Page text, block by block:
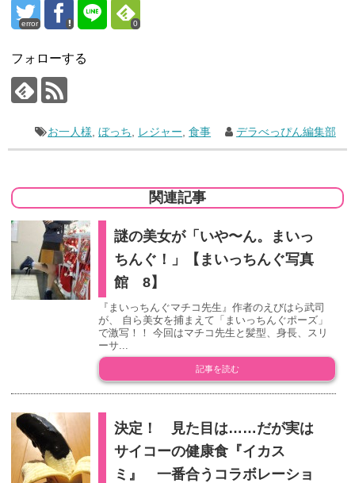
error 0
フォローする
お一人様 ,ぼっち レジャー ,食事 デラべっぴん編集部
関連記事
謎の美女が「いや〜ん。まいっ
ちんぐ！」【まいっちんぐ写真
館 8】
『まいっちんぐマチコ先生』作者のえびはら武司
が、 自ら美女を捕まえて「まいっちんぐポーズ」
で激写！！ 今回はマチコ先生と髪型、身長、スリ
ーサ...
記事を読む
決定！ 見た目は……だが実は
サイコーの健康食『イカス
ミ』 一番合うコラボレーショ